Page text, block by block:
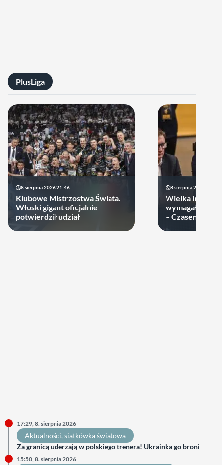
PlusLiga
8 sierpnia 2026 21:46
Klubowe Mistrzostwa Świata.
Włoski gigant oficjalnie
potwierdził udział
8 sierpnia 2026 19:22
Wielka impreza
wymagała
– Czasem
17:29, 8. sierpnia 2026
Aktualności, siatkówka światowa
Za granicą uderzają w polskiego trenera! Ukrainka go broni
15:50, 8. sierpnia 2026